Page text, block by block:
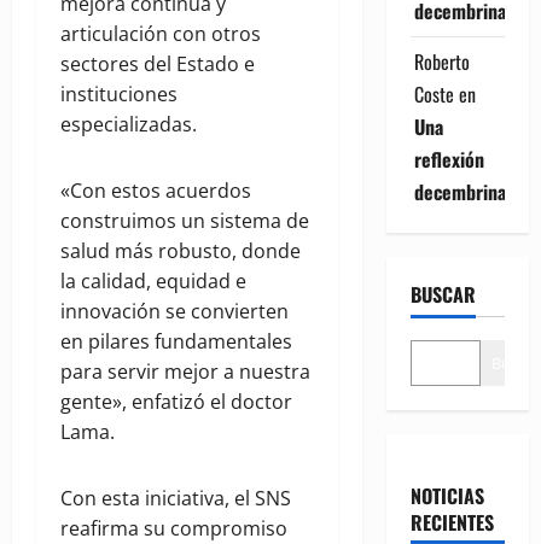
articulación con otros
sectores del Estado e
instituciones
especializadas.
«Con estos acuerdos
construimos un sistema de
salud más robusto, donde
la calidad, equidad e
innovación se convierten
en pilares fundamentales
para servir mejor a nuestra
gente», enfatizó el doctor
Lama.
Con esta iniciativa, el SNS
reafirma su compromiso
decembrina
Roberto
Coste en
Una
reflexión
decembrina
BUSCAR
NOTICIAS
RECIENTES